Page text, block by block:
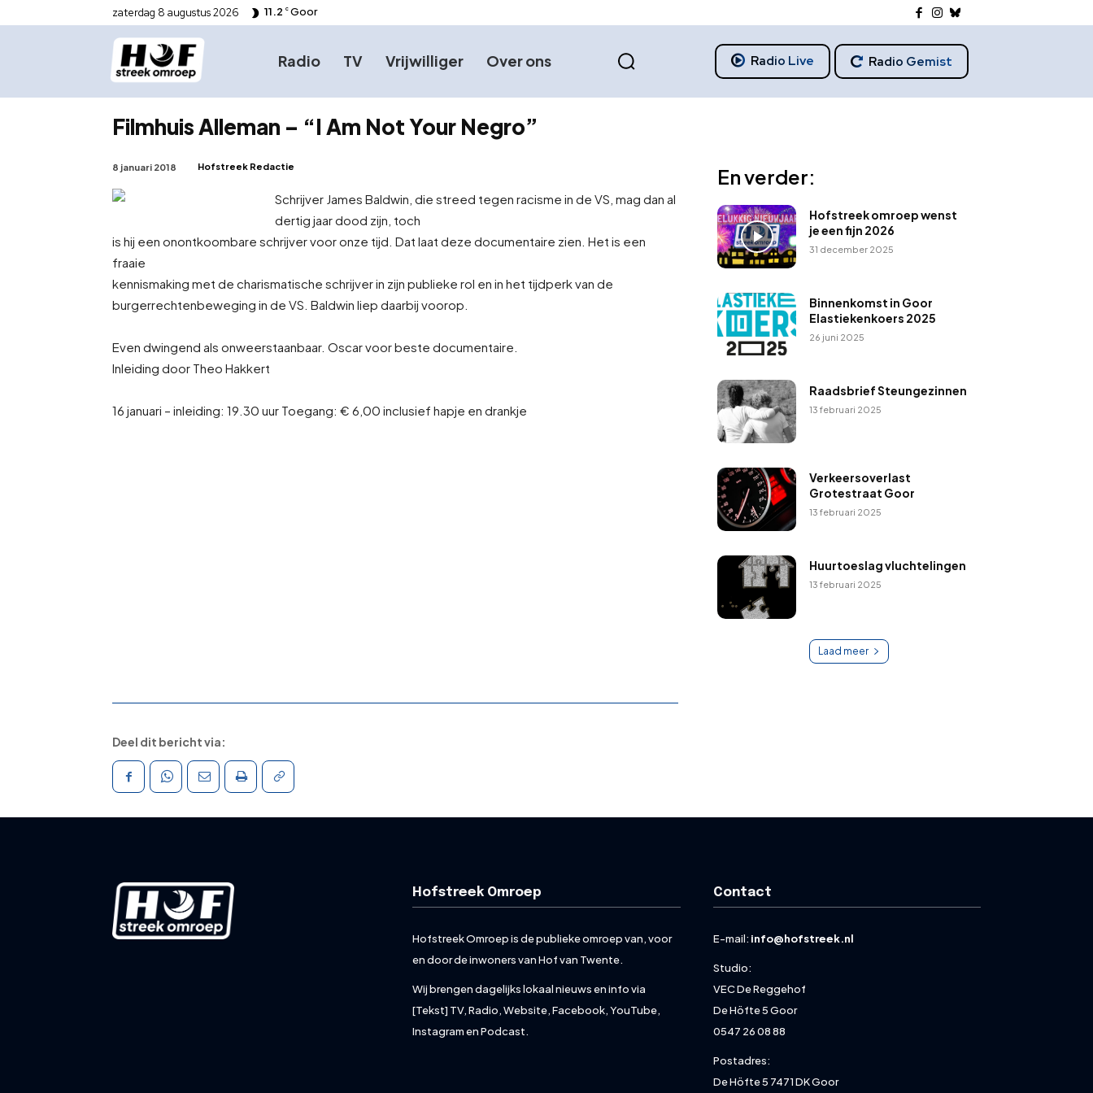
zaterdag 8 augustus 2026 11.2 C Goor
Radio TV Vrijwilliger Over ons Radio Live Radio Gemist
Filmhuis Alleman – “I Am Not Your Negro”
8 januari 2018 Hofstreek Redactie
Schrijver James Baldwin, die streed tegen racisme in de VS, mag dan al
dertig jaar dood zijn, toch
is hij een onontkoombare schrijver voor onze tijd. Dat laat deze documentaire zien. Het is een
fraaie
kennismaking met de charismatische schrijver in zijn publieke rol en in het tijdperk van de
burgerrechtenbeweging in de VS. Baldwin liep daarbij voorop.
Even dwingend als onweerstaanbaar. Oscar voor beste documentaire.
Inleiding door Theo Hakkert
16 januari – inleiding: 19.30 uur Toegang: € 6,00 inclusief hapje en drankje
En verder:
Hofstreek omroep wenst
je een fijn 2026
31 december 2025
Binnenkomst in Goor
Elastiekenkoers 2025
26 juni 2025
Raadsbrief Steungezinnen
13 februari 2025
Verkeersoverlast
Grotestraat Goor
13 februari 2025
Huurtoeslag vluchtelingen
13 februari 2025
Laad meer
Deel dit bericht via:
Hofstreek Omroep
Hofstreek Omroep is de publieke omroep van, voor
en door de inwoners van Hof van Twente.
Wij brengen dagelijks lokaal nieuws en info via
[Tekst] TV, Radio, Website, Facebook, YouTube,
Instagram en Podcast.
Contact
E-mail: info@hofstreek.nl
Studio:
VEC De Reggehof
De Höfte 5 Goor
0547 26 08 88
Postadres:
De Höfte 5 7471 DK Goor